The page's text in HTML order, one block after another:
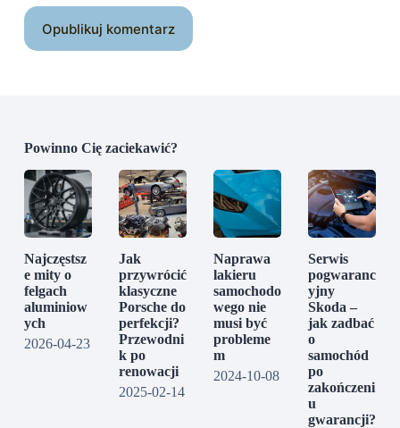
Opublikuj komentarz
Powinno Cię zaciekawić?
Najczęstsz
e mity o
felgach
aluminiow
ych
2026-04-23
Jak
przywrócić
klasyczne
Porsche do
perfekcji?
Przewodni
k po
renowacji
2025-02-14
Naprawa
lakieru
samochodo
wego nie
musi być
probleme
m
2024-10-08
Serwis
pogwaranc
yjny
Skoda –
jak zadbać
o
samochód
po
zakończeni
u
gwarancji?